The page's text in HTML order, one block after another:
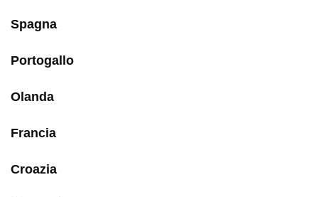
Spagna
Portogallo
Olanda
Francia
Croazia